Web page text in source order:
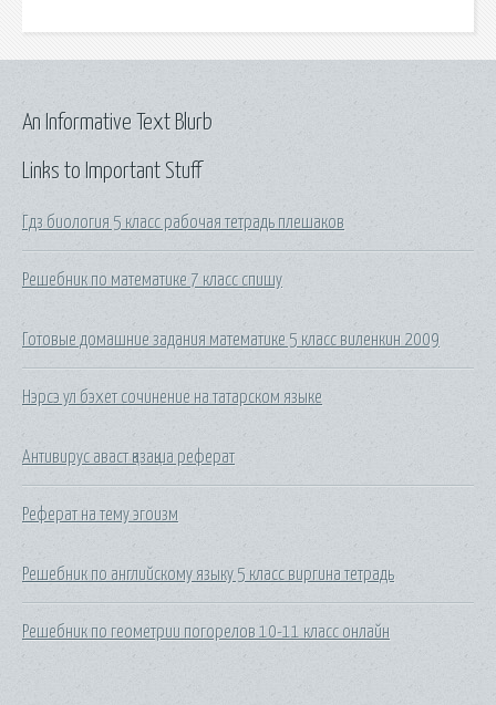
Links to Important Stuff
Гдз биология 5 класс рабочая тетрадь плешаков
Решебник по математике 7 класс спишу
Готовые домашние задания математике 5 класс виленкин 2009
Нэрсэ ул бэхет сочинение на татарском языке
Антивирус аваст қазақша реферат
Реферат на тему эгоизм
Решебник по английскому языку 5 класс виргина тетрадь
Решебник по геометрии погорелов 10-11 класс онлайн
An Informative Text Blurb